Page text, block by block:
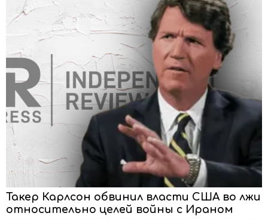
Такер Карлсон обвинил власти США во лжи
относительно целей войны с Ираном